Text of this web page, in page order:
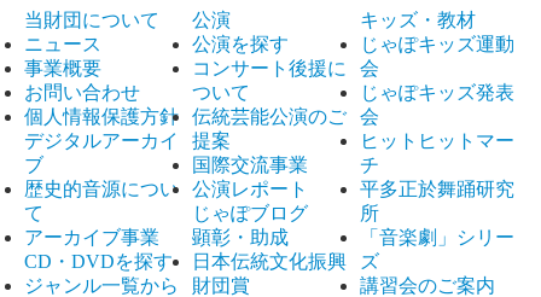
当財団について
ニュース
事業概要
お問い合わせ
個人情報保護方針
デジタルアーカイ
ブ
歴史的音源につい
て
アーカイブ事業
CD・DVDを探す
ジャンル一覧から
公演
公演を探す
コンサート後援に
ついて
伝統芸能公演のご
提案
国際交流事業
公演レポート
じゃぽブログ
顕彰・助成
日本伝統文化振興
財団賞
キッズ・教材
じゃぽキッズ運動
会
じゃぽキッズ発表
会
ヒットヒットマー
チ
平多正於舞踊研究
所
「音楽劇」シリー
ズ
講習会のご案内